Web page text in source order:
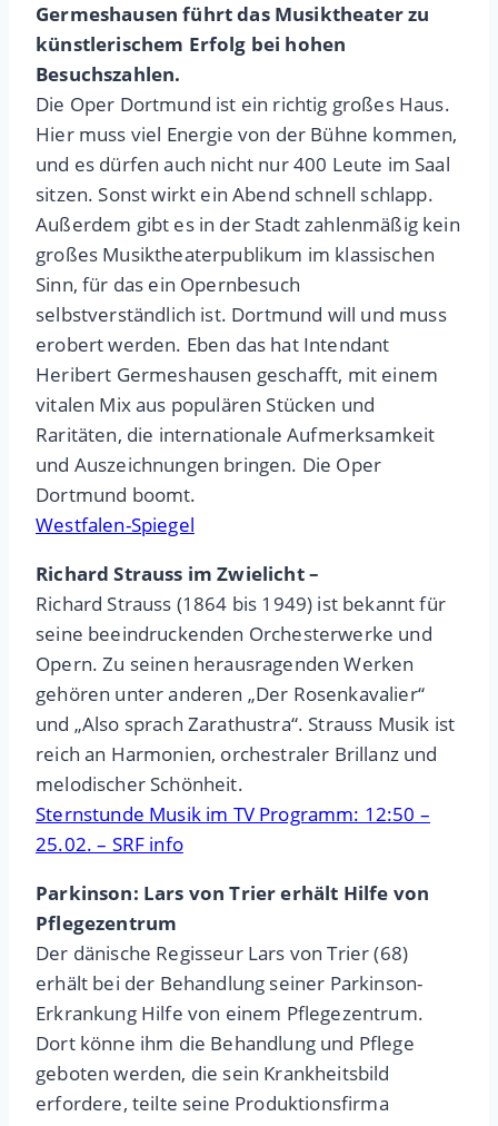
Germeshausen führt das Musiktheater zu
künstlerischem Erfolg bei hohen
Besuchszahlen.
Die Oper Dortmund ist ein richtig großes Haus.
Hier muss viel Energie von der Bühne kommen,
und es dürfen auch nicht nur 400 Leute im Saal
sitzen. Sonst wirkt ein Abend schnell schlapp.
Außerdem gibt es in der Stadt zahlenmäßig kein
großes Musiktheaterpublikum im klassischen
Sinn, für das ein Opernbesuch
selbstverständlich ist. Dortmund will und muss
erobert werden. Eben das hat Intendant
Heribert Germeshausen geschafft, mit einem
vitalen Mix aus populären Stücken und
Raritäten, die internationale Aufmerksamkeit
und Auszeichnungen bringen. Die Oper
Dortmund boomt.
Westfalen-Spiegel
Richard Strauss im Zwielicht –
Richard Strauss (1864 bis 1949) ist bekannt für
seine beeindruckenden Orchesterwerke und
Opern. Zu seinen herausragenden Werken
gehören unter anderen „Der Rosenkavalier“
und „Also sprach Zarathustra“. Strauss Musik ist
reich an Harmonien, orchestraler Brillanz und
melodischer Schönheit.
Sternstunde Musik im TV Programm: 12:50 –
25.02. – SRF info
Parkinson: Lars von Trier erhält Hilfe von
Pflegezentrum
Der dänische Regisseur Lars von Trier (68)
erhält bei der Behandlung seiner Parkinson-
Erkrankung Hilfe von einem Pflegezentrum.
Dort könne ihm die Behandlung und Pflege
geboten werden, die sein Krankheitsbild
erfordere, teilte seine Produktionsfirma